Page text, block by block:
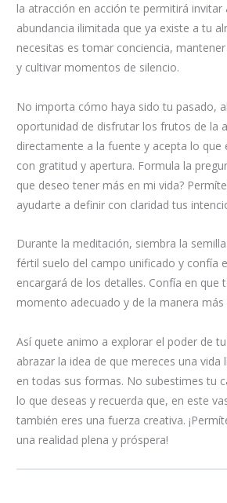
la atracción en acción te permitirá invitar
abundancia ilimitada que ya existe a tu
necesitas es tomar conciencia,
y cultivar momentos de silencio.
No importa cómo haya sido tu pasado,
oportunidad de disfrutar los frutos de la
directamente a la fuente y acepta lo que
con gratitud y apertura. Formula la
que deseo tener más en mi vida?
ayudarte a definir con claridad tus
Durante la meditación, siembra la
fértil suelo del campo unificado y confía
encargará de los detalles. Confía en que
momento adecuado y de la manera
Así quete animo a explorar el poder de
abrazar la idea de que mereces una vida
en todas sus formas. No subestimes tu
lo que deseas y recuerda que, en este
también eres una fuerza creativa.
una realidad plena y próspera!